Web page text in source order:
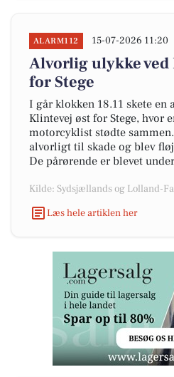
ALARM112 15-07-2026 11:20
Alvorlig ulykke
for Stege
I går klokken 18.11 skete en
Klintevej øst for Stege, hvor
motorcyklist stødte
alvorligt til skade og blev
De pårørende er blevet
Kilde: Sydsjællands og Lolland-
Læs hele artiklen her